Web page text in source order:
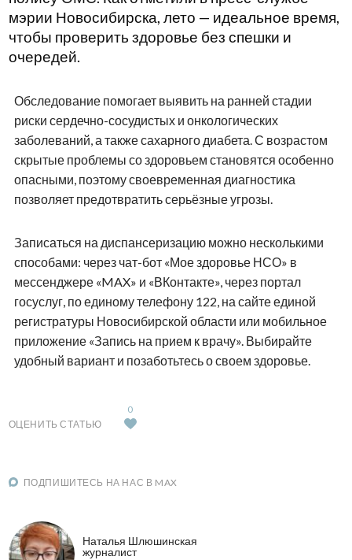
мэрии Новосибирска, лето — идеальное время,
чтобы проверить здоровье без спешки и
очередей.
Обследование помогает выявить на ранней стадии
риски сердечно-сосудистых и онкологических
заболеваний, а также сахарного диабета. С возрастом
скрытые проблемы со здоровьем становятся особенно
опасными, поэтому своевременная диагностика
позволяет предотвратить серьёзные угрозы.
Записаться на диспансеризацию можно несколькими
способами: через чат-бот «Мое здоровье НСО» в
мессенджере «MAX» и «ВКонтакте», через портал
госуслуг, по единому телефону 122, на сайте единой
регистратуры Новосибирской области или мобильное
приложение «Запись на прием к врачу». Выбирайте
удобный вариант и позаботьтесь о своем здоровье.
ОЦЕНИТЬ СТАТЬЮ
0
ПОДПИШИТЕСЬ НА НАС В MAX
Наталья Шлюшинская
журналист